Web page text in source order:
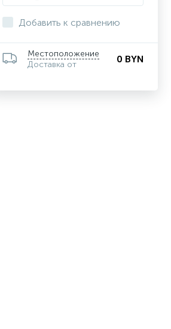
Добавить к сравнению
Местоположение
Доставка от
0 BYN